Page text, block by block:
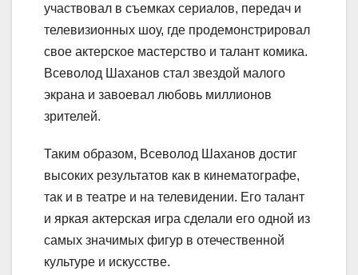
участвовал в съемках сериалов, передач и
телевизионных шоу, где продемонстрировал
свое актерское мастерство и талант комика.
Всеволод Шаханов стал звездой малого
экрана и завоевал любовь миллионов
зрителей.
Таким образом, Всеволод Шаханов достиг
высоких результатов как в кинематографе,
так и в театре и на телевидении. Его талант
и яркая актерская игра сделали его одной из
самых значимых фигур в отечественной
культуре и искусстве.